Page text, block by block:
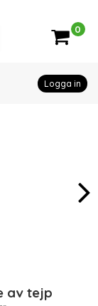
0
Logga in
av tejp